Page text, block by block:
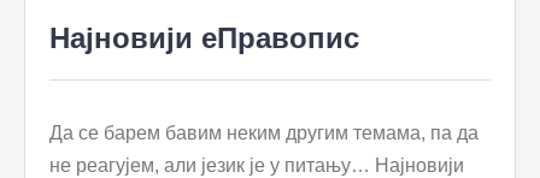
Најновији еПравопис
Да се барем бавим неким другим темама, па да
не реагујем, али језик је у питању… Нaјновији